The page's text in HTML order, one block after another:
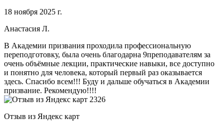
18 ноября 2025 г.
Анастасия Л.
В Академии призвания проходила профессиональную
переподготовку, была очень благодарна 9преподавателям за
очень объёмные лекции, практические навыки, все доступно
и понятно для человека, который первый раз оказывается
здесь. Спасибо всем!!! Буду и дальше обучаться в Академии
призвание. Рекомендую!!!!
Отзыв из Яндекс карт